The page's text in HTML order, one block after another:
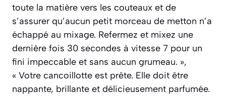
toute la matière vers les couteaux et de
s’assurer qu’aucun petit morceau de metton n’a
échappé au mixage. Refermez et mixez une
dernière fois 30 secondes à vitesse 7 pour un
fini impeccable et sans aucun grumeau. »,
« Votre cancoillotte est prête. Elle doit être
nappante, brillante et délicieusement parfumée.